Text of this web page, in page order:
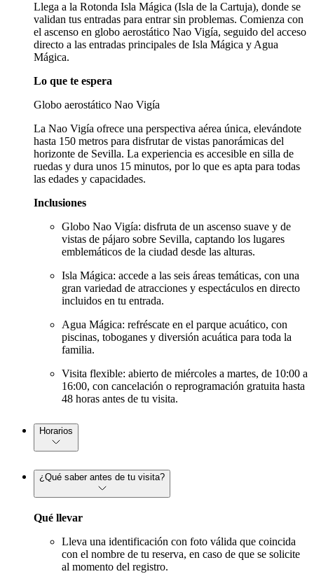
Llega a la Rotonda Isla Mágica (Isla de la Cartuja), donde se
validan tus entradas para entrar sin problemas. Comienza con
el ascenso en globo aerostático Nao Vigía, seguido del acceso
directo a las entradas principales de Isla Mágica y Agua
Mágica.
Lo que te espera
Globo aerostático Nao Vigía
La Nao Vigía ofrece una perspectiva aérea única, elevándote
hasta 150 metros para disfrutar de vistas panorámicas del
horizonte de Sevilla. La experiencia es accesible en silla de
ruedas y dura unos 15 minutos, por lo que es apta para todas
las edades y capacidades.
Inclusiones
Globo Nao Vigía: disfruta de un ascenso suave y de
vistas de pájaro sobre Sevilla, captando los lugares
emblemáticos de la ciudad desde las alturas.
Isla Mágica: accede a las seis áreas temáticas, con una
gran variedad de atracciones y espectáculos en directo
incluidos en tu entrada.
Agua Mágica: refréscate en el parque acuático, con
piscinas, toboganes y diversión acuática para toda la
familia.
Visita flexible: abierto de miércoles a martes, de 10:00 a
16:00, con cancelación o reprogramación gratuita hasta
48 horas antes de tu visita.
Horarios
¿Qué saber antes de tu visita?
Qué llevar
Lleva una identificación con foto válida que coincida
con el nombre de tu reserva, en caso de que se solicite
al momento del registro.